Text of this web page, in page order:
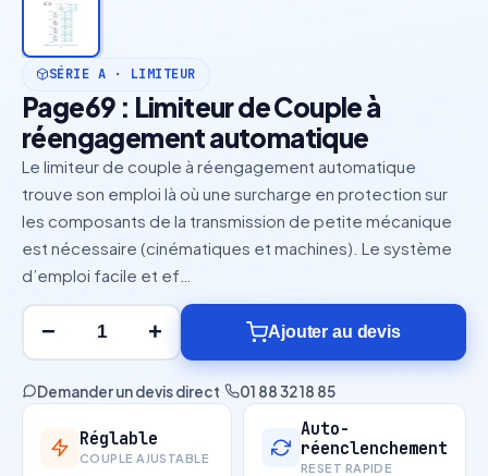
SÉRIE A · LIMITEUR
Page69 : Limiteur de Couple à
réengagement automatique
Le limiteur de couple à réengagement automatique
trouve son emploi là où une surcharge en protection sur
les composants de la transmission de petite mécanique
est nécessaire (cinématiques et machines). Le système
d’emploi facile et ef…
− + Ajouter au devis
Demander un devis direct· 01 88 32 18 85
Réglable
COUPLE AJUSTABLE
Auto-
réenclenchement
RESET RAPIDE